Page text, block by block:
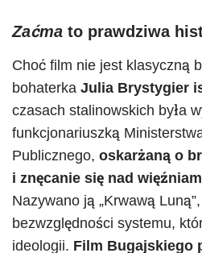
Zaćma to prawdziwa
Choć film nie jest klasyczną
bohaterka Julia Brystygier
czasach stalinowskich była
funkcjonariuszką
Publicznego, oskarżaną o
i znęcanie się nad
Nazywano ją „Krwawą
bezwzględności systemu,
ideologii. Film Bugajskiego